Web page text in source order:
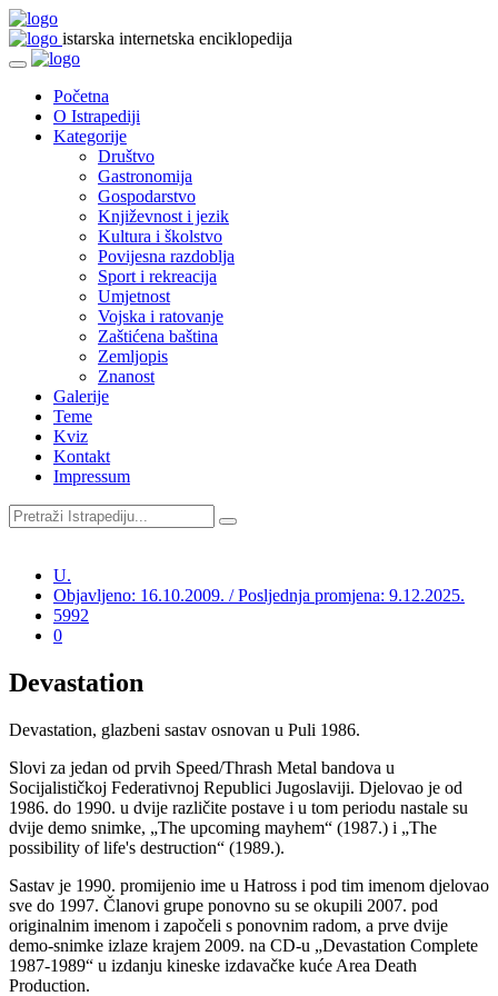
istarska internetska enciklopedija
Početna
O Istrapediji
Kategorije
Društvo
Gastronomija
Gospodarstvo
Književnost i jezik
Kultura i školstvo
Povijesna razdoblja
Sport i rekreacija
Umjetnost
Vojska i ratovanje
Zaštićena baština
Zemljopis
Znanost
Galerije
Teme
Kviz
Kontakt
Impressum
U.
Objavljeno: 16.10.2009. / Posljednja promjena: 9.12.2025.
5992
0
Devastation
Devastation, glazbeni sastav osnovan u Puli 1986.
Slovi za jedan od prvih Speed/Thrash Metal bandova u
Socijalističkoj Federativnoj Republici Jugoslaviji. Djelovao je od
1986. do 1990. u dvije različite postave i u tom periodu nastale su
dvije demo snimke, „The upcoming mayhem“ (1987.) i „The
possibility of life's destruction“ (1989.).
Sastav je 1990. promijenio ime u Hatross i pod tim imenom djelovao
sve do 1997. Članovi grupe ponovno su se okupili 2007. pod
originalnim imenom i započeli s ponovnim radom, a prve dvije
demo-snimke izlaze krajem 2009. na CD-u „Devastation Complete
1987-1989“ u izdanju kineske izdavačke kuće Area Death
Production.